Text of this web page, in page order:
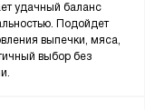
удачный баланс
Подойдет
выпечки, мяса,
выбор без